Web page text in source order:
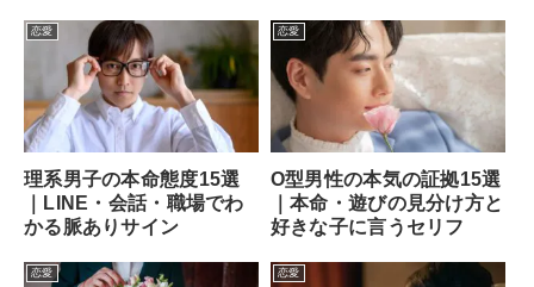
恋愛
理系男子の本命態度15選
｜LINE・会話・職場でわ
かる脈ありサイン
恋愛
O型男性の本気の証拠15選
｜本命・遊びの見分け方と
好きな子に言うセリフ
恋愛 恋愛